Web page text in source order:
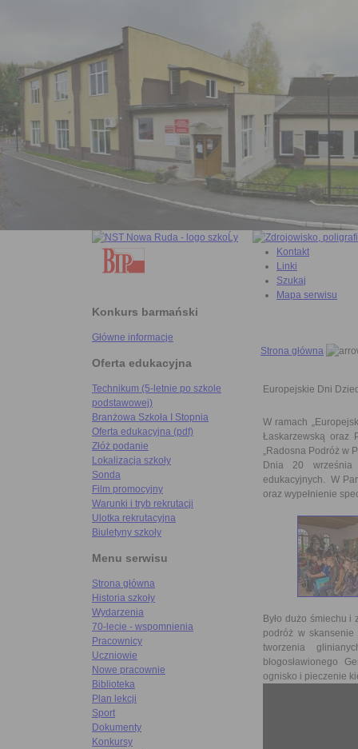
Konkurs barmański
Główne informacje
Oferta edukacyjna
Technikum (5-letnie po szkole
podstawowej)
Branżowa Szkoła I Stopnia
Oferta edukacyjna (pdf)
Złóż podanie
Lokalizacja szkoły
Sonda
Film promocyjny
Warunki i tryb rekrutacji
Ulotka rekrutacyjna
Biuletyny szkoły
Menu serwisu
Strona główna
Historia szkoły
Wydarzenia
70-lecie - wspomnienia
Pracownicy
Uczniowie
Nowe pracownie
Biblioteka
Plan lekcji
Sport
Dokumenty
Konkursy
Kontakt
Linki
Szukaj
Mapa serwisu
Strona główna
Europejskie Dni
W ramach
Łaskarzewską oraz
„Radosna Podróż w
Dnia 20 września
edukacyjnych. W
oraz wypełnienie
Było dużo śmiechu
podróż w
tworzenia
błogosławionego
ognisko i pieczenie